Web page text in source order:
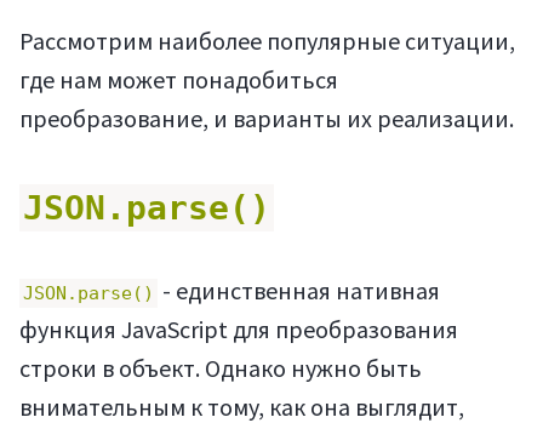
Рассмотрим наиболее популярные ситуации,
где нам может понадобиться
преобразование, и варианты их реализации.
JSON.parse()
JSON.parse()
- единственная нативная
функция JavaScript для преобразования
строки в объект. Однако нужно быть
внимательным к тому, как она выглядит,